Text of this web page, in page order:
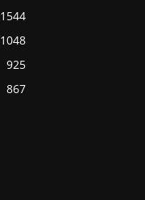
1544
1048
925
867